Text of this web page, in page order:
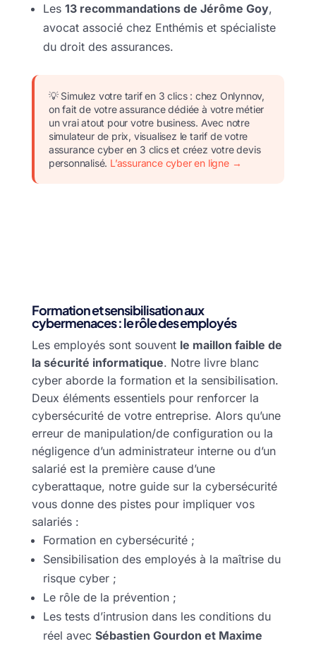
Les 13 recommandations de Jérôme Goy,
avocat associé chez Enthémis et spécialiste
du droit des assurances.
💡 Simulez votre tarif en 3 clics : chez Onlynnov,
on fait de votre assurance dédiée à votre métier
un vrai atout pour votre business. Avec notre
simulateur de prix, visualisez le tarif de votre
assurance cyber en 3 clics et créez votre devis
personnalisé. L’assurance cyber en ligne →
Formation et sensibilisation aux
cybermenaces : le rôle des employés
Les employés sont souvent le maillon faible de
la sécurité informatique. Notre livre blanc
cyber aborde la formation et la sensibilisation.
Deux éléments essentiels pour renforcer la
cybersécurité de votre entreprise. Alors qu’une
erreur de manipulation/de configuration ou la
négligence d’un administrateur interne ou d’un
salarié est la première cause d’une
cyberattaque, notre guide sur la cybersécurité
vous donne des pistes pour impliquer vos
salariés :
Formation en cybersécurité ;
Sensibilisation des employés à la maîtrise du
risque cyber ;
Le rôle de la prévention ;
Les tests d’intrusion dans les conditions du
réel avec Sébastien Gourdon et Maxime